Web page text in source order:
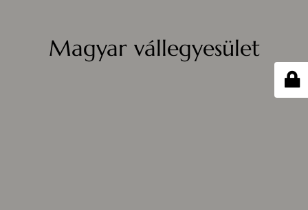
Magyar vállegyesület